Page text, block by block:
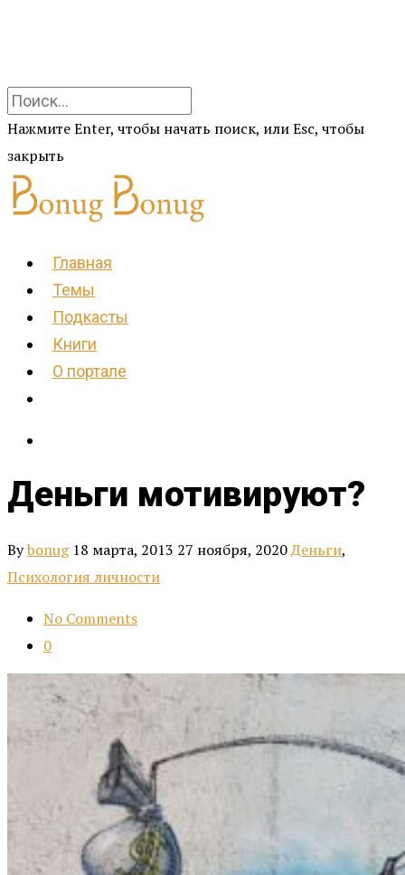
Нажмите Enter, чтобы начать поиск, или Esc, чтобы
закрыть
Главная
Темы
Подкасты
Книги
О портале
Деньги мотивируют?
Bybonug 18 марта, 2013 27 ноября, 2020Деньги,
Психология личности
No Comments
0